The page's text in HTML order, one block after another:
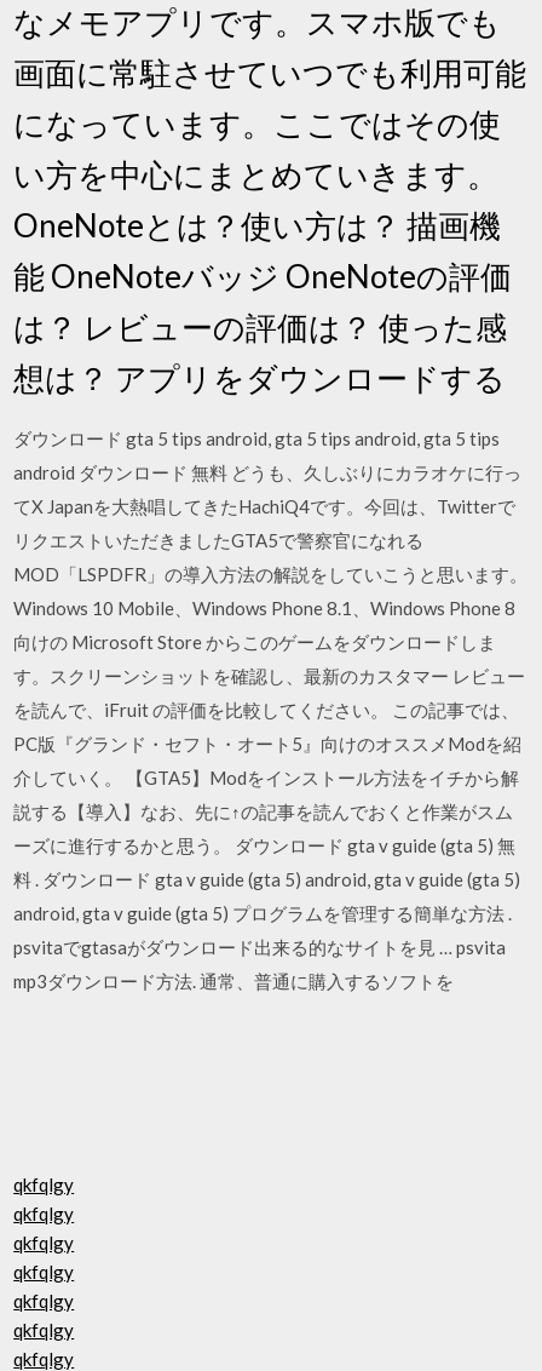
なメモアプリです。スマホ版でも
画面に常駐させていつでも利用可能
になっています。ここではその使
い方を中心にまとめていきます。
OneNoteとは？使い方は？ 描画機
能 OneNoteバッジ OneNoteの評価
は？ レビューの評価は？ 使った感
想は？ アプリをダウンロードする
ダウンロード gta 5 tips android, gta 5 tips android, gta 5 tips
android ダウンロード 無料 どうも、久しぶりにカラオケに行っ
てX Japanを大熱唱してきたHachiQ4です。今回は、Twitterで
リクエストいただきましたGTA5で警察官になれる
MOD「LSPDFR」の導入方法の解説をしていこうと思います。
Windows 10 Mobile、Windows Phone 8.1、Windows Phone 8
向けの Microsoft Store からこのゲームをダウンロードしま
す。スクリーンショットを確認し、最新のカスタマー レビュー
を読んで、iFruit の評価を比較してください。 この記事では、
PC版『グランド・セフト・オート5』向けのオススメModを紹
介していく。 【GTA5】Modをインストール方法をイチから解
説する【導入】なお、先に↑の記事を読んでおくと作業がスム
ーズに進行するかと思う。 ダウンロード gta v guide (gta 5) 無
料 . ダウンロード gta v guide (gta 5) android, gta v guide (gta 5)
android, gta v guide (gta 5) プログラムを管理する簡単な方法 .
psvitaでgtasaがダウンロード出来る的なサイトを見 … psvita
mp3ダウンロード方法. 通常、普通に購入するソフトを
qkfqlgy
qkfqlgy
qkfqlgy
qkfqlgy
qkfqlgy
qkfqlgy
qkfqlgy